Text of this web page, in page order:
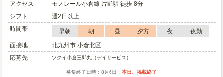
アクセス
モノレール小倉線 片野駅 徒歩 8分
シフト
週2日以上
時間帯
早朝 朝 昼 夕方 夜
夜勤
面接地
北九州市 小倉北区
応募先
ツクイ小倉三郎丸（デイサービス）
募集終了日時：8月6日 本日、掲載終了